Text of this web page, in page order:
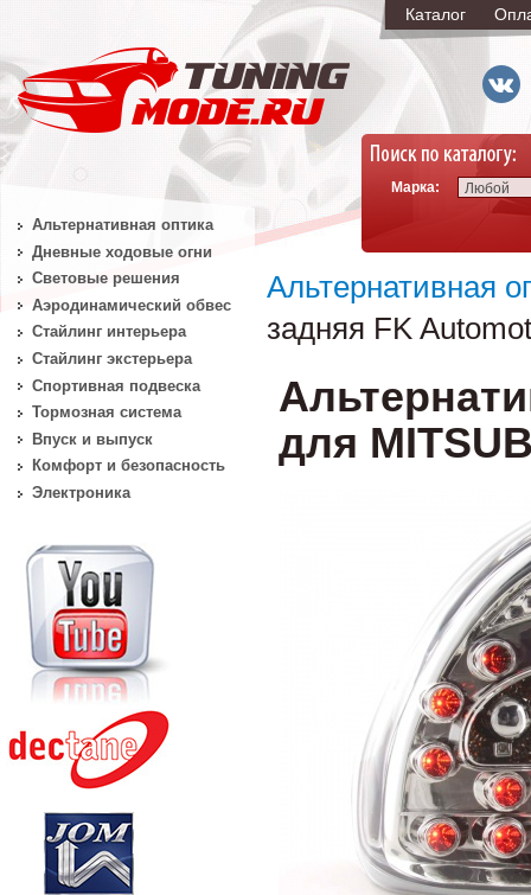
Каталог
Марка: Любой
Альтернативная
задняя FK
для
Альтернативная оптика
Дневные ходовые огни
Световые решения
Аэродинамический обвес
Стайлинг интерьера
Стайлинг экстерьера
Спортивная подвеска
Тормозная система
Впуск и выпуск
Комфорт и безопасность
Электроника